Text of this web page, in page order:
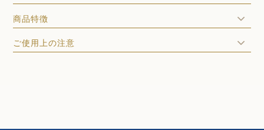
商品特徴
ご使用上の注意